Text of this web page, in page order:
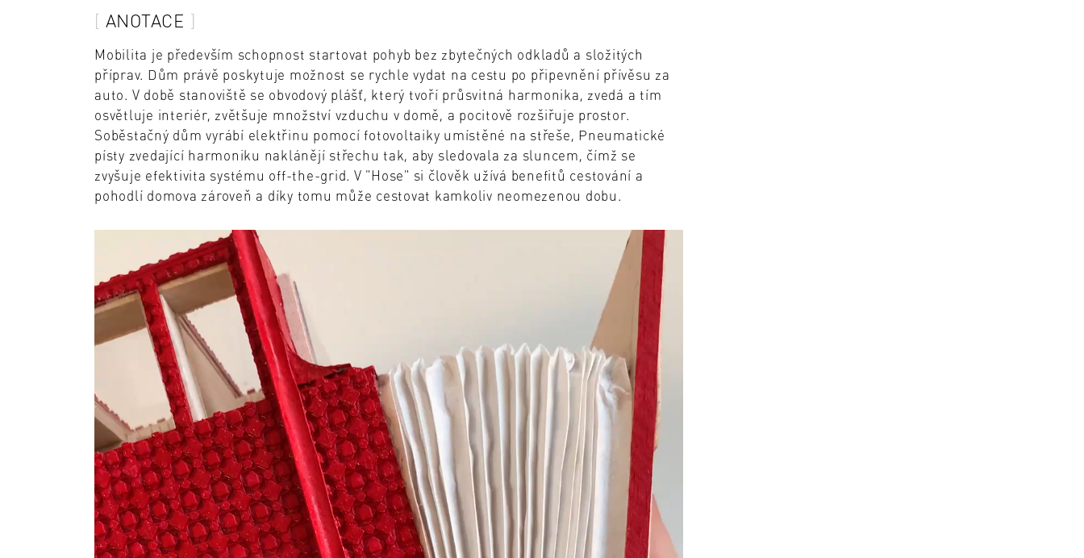
ANOTACE
Mobilita je především schopnost startovat pohyb bez zbytečných odkladů a složitých
příprav. Dům právě poskytuje možnost se rychle vydat na cestu po připevnění přívěsu za
auto. V době stanoviště se obvodový plášť, který tvoří průsvitná harmonika, zvedá a tím
osvětluje interiér, zvětšuje množství vzduchu v domě, a pocitově rozšiřuje prostor.
Soběstačný dům vyrábí elektřinu pomocí fotovoltaiky umístěné na střeše, Pneumatické
písty zvedající harmoniku naklánějí střechu tak, aby sledovala za sluncem, čímž se
zvyšuje efektivita systému off-the-grid. V "Hose" si člověk užívá benefitů cestování a
pohodlí domova zároveň a díky tomu může cestovat kamkoliv neomezenou dobu.